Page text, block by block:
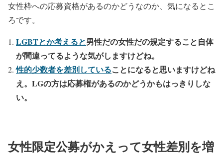
女性枠への応募資格があるのかどうなのか、気になるとこ
ろです。
LGBTとか考えると男性だの女性だの規定すること自体
が間違ってるような気がしますけどね。
性的少数者を差別していることになると思いますけどね
え。LGの方は応募権があるのかどうかもはっきりしな
い。
女性限定公募がかえって女性差別を増